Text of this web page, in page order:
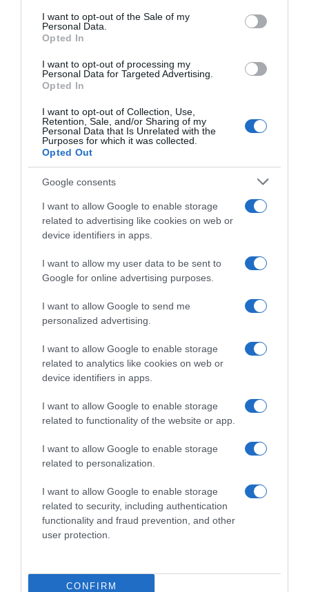
consent section.
I want to opt-out of the Sale of my
Personal Data.
Opted In
I want to opt-out of processing my
Personal Data for Targeted Advertising.
Opted In
I want to opt-out of Collection, Use,
Retention, Sale, and/or Sharing of my
Personal Data that Is Unrelated with the
Purposes for which it was collected.
Opted Out
Google consents
I want to allow Google to enable storage
related to advertising like cookies on web or
device identifiers in apps.
I want to allow my user data to be sent to
Google for online advertising purposes.
I want to allow Google to send me
personalized advertising.
I want to allow Google to enable storage
related to analytics like cookies on web or
device identifiers in apps.
I want to allow Google to enable storage
related to functionality of the website or app.
I want to allow Google to enable storage
related to personalization.
I want to allow Google to enable storage
related to security, including authentication
functionality and fraud prevention, and other
user protection.
CONFIRM
ΔΙΕΘΝΗ
Σουδάν: Τουλάχιστον 12 νεκροί σε νέα
επίθεση παραστρατιωτικών εναντίον
νοσοκομείου στην Ελ Φάσερ
Πρόκειται για τη δεύτερη επίθεση σε αυτό το
νοσοκομειακό συγκρότημα το τελευταίο 24ωρο
08.10.2025 - 21:04
ΔΙΕΘΝΗ
Σουδάν: Τουλάχιστον 18 άμαχοι σκοτώθηκαν
σε επίθεση παραστρατιωτικών στο
Υπό πολιορκία για περισσότερες από 500 ημέρες, η
πόλη Ελ Φάσερ